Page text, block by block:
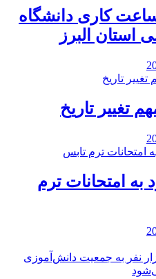
کاری دانشگاه
استان البرز
تغییر تاریخ
به امتحانات ترم